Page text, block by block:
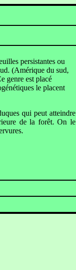
persistantes ou
(Amérique du sud,
genre est placé
le placent
qui peut atteindre
de la forêt. On le